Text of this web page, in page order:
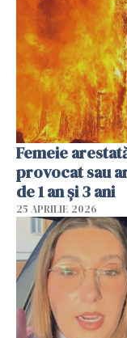
Femeie
provocat sau
de 1 an și 3 ani
25 APRILIE 2026